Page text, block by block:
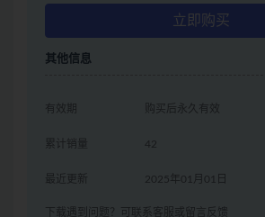
立即购买
其他信息
有效期 购买后永久有效
累计销量 42
最近更新 2025年01月01日
下载遇到问题？可联系客服或留言反馈